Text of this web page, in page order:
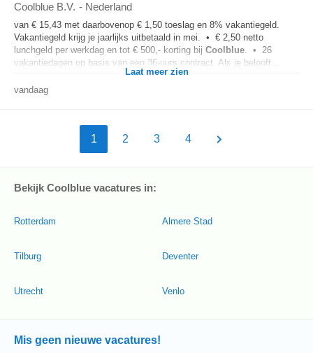
Coolblue B.V. - Nederland
van € 15,43 met daarbovenop € 1,50 toeslag en 8% vakantiegeld.
Vakantiegeld krijg je jaarlijks uitbetaald in mei. • € 2,50 netto
lunchgeld per werkdag en tot € 500,- korting bij Coolblue. • 26
vakantiedagen op basis van een 36-uurs contract. Als je belooft...
Laat meer zien
vandaag
1 2 3 4
Bekijk Coolblue vacatures in:
Rotterdam
Tilburg
Utrecht
Almere Stad
Deventer
Venlo
Mis geen nieuwe vacatures!